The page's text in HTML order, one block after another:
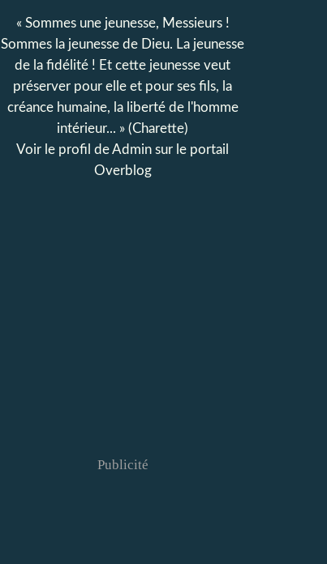
« Sommes une jeunesse, Messieurs !
Sommes la jeunesse de Dieu. La jeunesse
de la fidélité ! Et cette jeunesse veut
préserver pour elle et pour ses fils, la
créance humaine, la liberté de l'homme
intérieur... » (Charette)
Voir le profil deAdmin sur le portail
Overblog
Publicité